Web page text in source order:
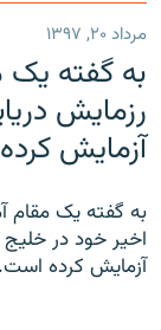
مرداد ۲۰, ۱۳۹۷
به گفته یک
رزمایش
آزمایش
به گفته یک مقام
اخیر خود در
آزمایش کرده است.